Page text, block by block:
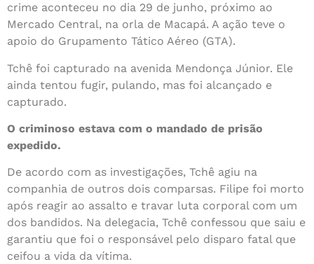
crime aconteceu no dia 29 de junho, próximo ao
Mercado Central, na orla de Macapá. A ação teve o
apoio do Grupamento Tático Aéreo (GTA).
Tchê foi capturado na avenida Mendonça Júnior. Ele
ainda tentou fugir, pulando, mas foi alcançado e
capturado.
O criminoso estava com o mandado de prisão
expedido.
De acordo com as investigações, Tchê agiu na
companhia de outros dois comparsas. Filipe foi morto
após reagir ao assalto e travar luta corporal com um
dos bandidos. Na delegacia, Tchê confessou que saiu e
garantiu que foi o responsável pelo disparo fatal que
ceifou a vida da vítima.